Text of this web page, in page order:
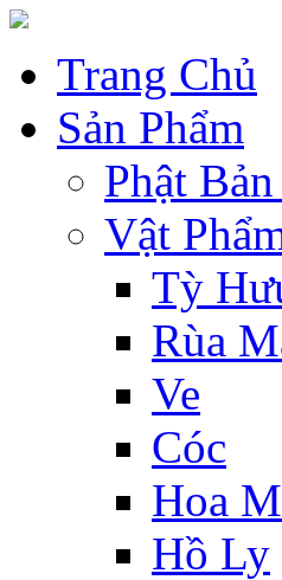
Trang Chủ
Sản Phẩm
Phật
Vật
Tỳ
Rùa
Ve
Cóc
Hoa
Hồ Ly